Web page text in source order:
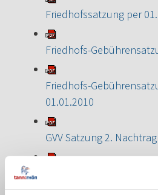
Friedhofssatzung per
Friedhofs-
Friedhofs-
01.01.2010
GVV Satzung 2.
GVV Satzung 1.